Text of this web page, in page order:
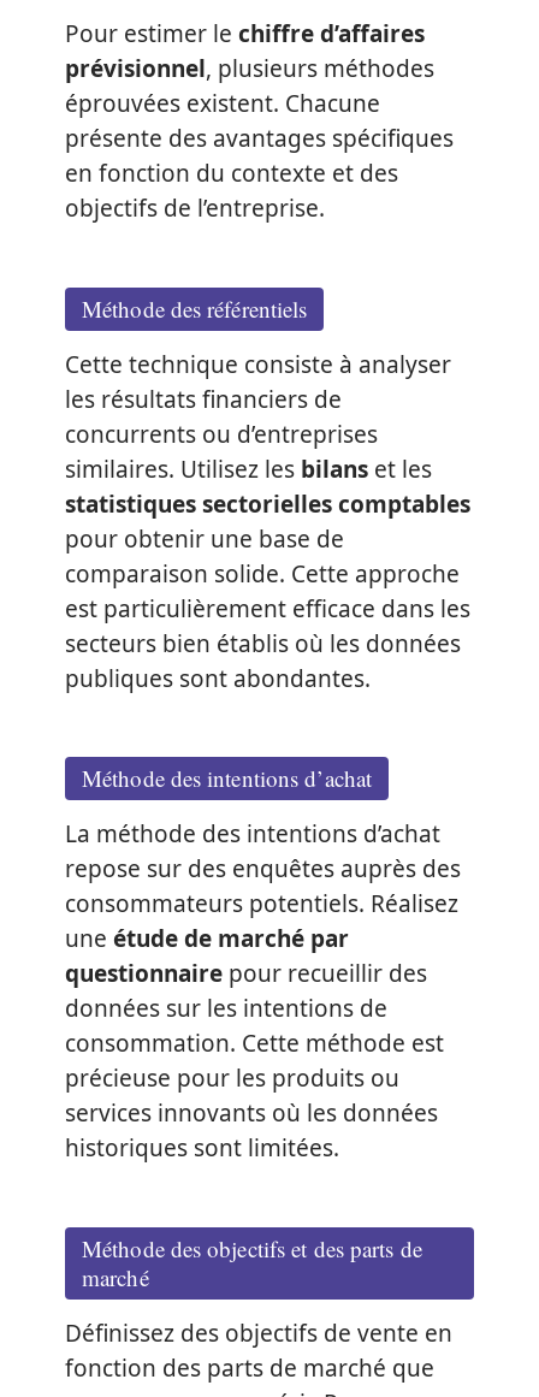
Pour estimer le chiffre d’affaires
prévisionnel, plusieurs méthodes
éprouvées existent. Chacune
présente des avantages spécifiques
en fonction du contexte et des
objectifs de l’entreprise.
Méthode des référentiels
Cette technique consiste à analyser
les résultats financiers de
concurrents ou d’entreprises
similaires. Utilisez les bilans et les
statistiques sectorielles comptables
pour obtenir une base de
comparaison solide. Cette approche
est particulièrement efficace dans les
secteurs bien établis où les données
publiques sont abondantes.
Méthode des intentions d’achat
La méthode des intentions d’achat
repose sur des enquêtes auprès des
consommateurs potentiels. Réalisez
une étude de marché par
questionnaire pour recueillir des
données sur les intentions de
consommation. Cette méthode est
précieuse pour les produits ou
services innovants où les données
historiques sont limitées.
Méthode des objectifs et des parts de
marché
Définissez des objectifs de vente en
fonction des parts de marché que